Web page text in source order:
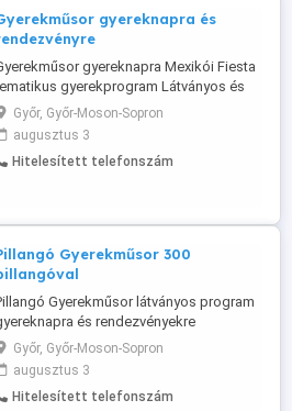
Cigány szerelmi ...
gyereknapra és
gyereknapra Mexikói Fiesta
gyerekprogram Látványos és
Mexikói Fiesta gyerekműsor
gyereknapokra, majálisokra,
városi rendezvényekre,
és céges családi napokra. A
Győr, Győr-Moson-Sopron
augusztus 3
Hitelesített telefonszám
Gyerekműsor 300
Gyerekműsor látványos program
és rendezvényekre
és látványos Pillangókirálynő
rendelhető gyereknapokra,
falunapokra, fesztiválokra és
családi napokra. A műsor során a
Győr, Győr-Moson-Sopron
augusztus 3
Hitelesített telefonszám